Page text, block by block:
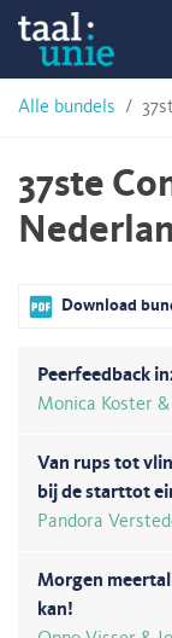
Skip
content
Alle bundels
37ste
Download
Peerfeedback
Monica Koster
Van rups tot
bij de starttot
Pandora
Morgen
kan!